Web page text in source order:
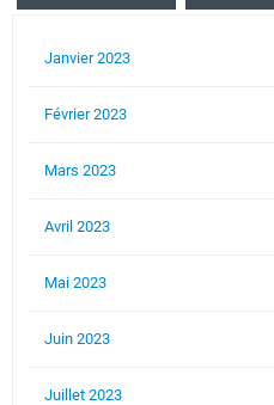
Janvier 2023
Février 2023
Mars 2023
Avril 2023
Mai 2023
Juin 2023
Juillet 2023